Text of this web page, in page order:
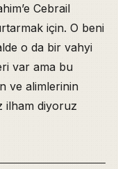
Cebrail
için. O beni
o da bir vahyi
var ama bu
ve alimlerinin
ilham diyoruz